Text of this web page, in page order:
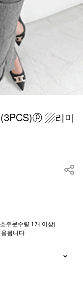
(3PCS)ⓟ ▨리미
주문수량 1개 이상)
됩니다